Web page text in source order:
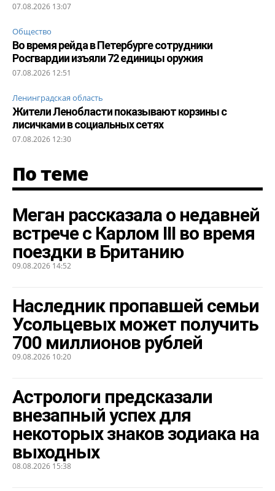
07.08.2026 13:07
Общество
Во время рейда в Петербурге сотрудники
Росгвардии изъяли 72 единицы оружия
07.08.2026 12:51
Ленинградская область
Жители Ленобласти показывают корзины с
лисичками в социальных сетях
07.08.2026 12:30
По теме
Меган рассказала о недавней
встрече с Карлом III во время
поездки в Британию
09.08.2026 14:52
Наследник пропавшей семьи
Усольцевых может получить
700 миллионов рублей
09.08.2026 10:20
Астрологи предсказали
внезапный успех для
некоторых знаков зодиака на
выходных
08.08.2026 15:38